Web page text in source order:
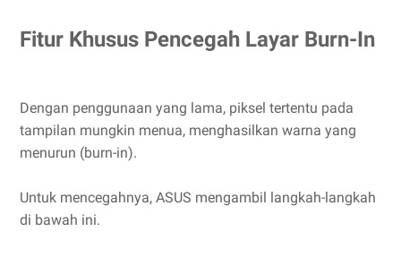
Fitur Khusus Pencegah Layar Burn-In
Dengan penggunaan yang lama, piksel tertentu pada
tampilan mungkin menua, menghasilkan warna yang
menurun (burn-in).
Untuk mencegahnya, ASUS mengambil langkah-langkah
di bawah ini.